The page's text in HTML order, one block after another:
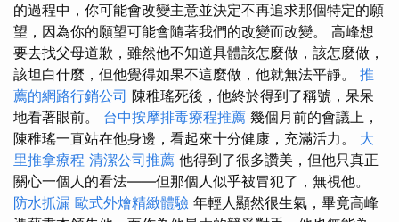
的過程中，你可能會改變主意並決定不再追求那個特定的願
望，因為你的願望可能會隨著我們的改變而改變。 高峰想
要去找父母道歉，雖然他不知道具體該怎麼做，該怎麼做，
該坦白什麼，但他覺得如果不這麼做，他就無法平靜。 推
薦的網路行銷公司 陳稚瑤死後，他終於得到了稱號，呆呆
地看著眼前。 台中按摩排毒療程推薦 幾個月前的會議上，
陳稚瑤一直站在他身邊，看起來十分健康，充滿活力。 大
里推拿療程 清潔公司推薦 他得到了很多讚美，但他只真正
關心一個人的看法——但那個人似乎被冒犯了，無視他。
防水抓漏 歐式外燴精緻體驗 年輕人顯然很生氣，畢竟高峰